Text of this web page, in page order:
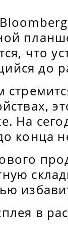
что
до
На
конца
в